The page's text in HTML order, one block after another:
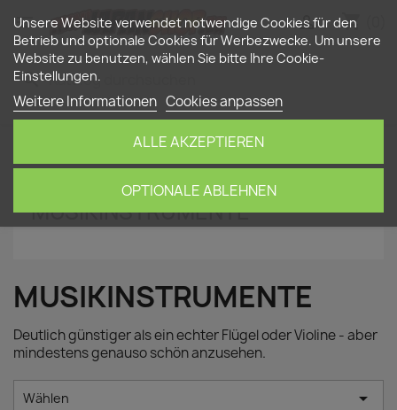
 shopping_cart

search
MUSIKINSTRUMENTE
MUSIKINSTRUMENTE
Deutlich günstiger als ein echter Flügel oder Violine - aber
mindestens genauso schön anzusehen.
Wählen 
Unsere Website verwendet notwendige Cookies für den
Betrieb und optionale Cookies für Werbezwecke. Um unsere
Website zu benutzen, wählen Sie bitte Ihre Cookie-
Einstellungen.
Weitere Informationen Cookies anpassen
OPTIONALE ABLEHNEN
ALLE AKZEPTIEREN